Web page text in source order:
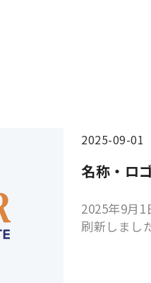
2025-09-01
名称・ロ
2025年9月
刷新しまし